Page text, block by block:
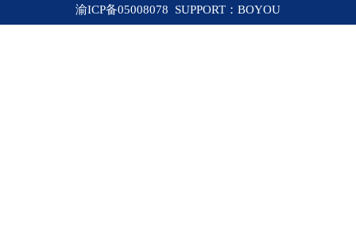
渝ICP备05008078 SUPPORT： BOYOU